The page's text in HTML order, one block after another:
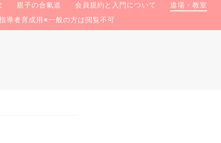
親子の合氣道 会員規約と入門について
道場・教室
導者育成用※一般の方は閲覧不可